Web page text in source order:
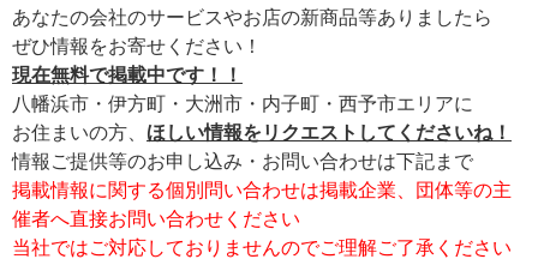
あなたの会社のサービスやお店の新商品等ありましたら
ぜひ情報をお寄せください！
現在無料で掲載中です！！
八幡浜市・伊方町・大洲市・内子町・西予市エリアに
お住まいの方、 ほしい情報をリクエストしてくださいね！
情報ご提供等のお申し込み・お問い合わせは下記まで
掲載情報に関する個別問い合わせは掲載企業、団体等の主
催者へ直接お問い合わせください
当社ではご対応しておりませんのでご理解ご了承ください